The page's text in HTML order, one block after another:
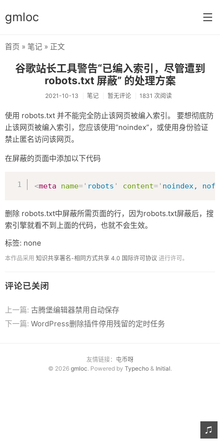
gmloc
笔记
加密
心情
首页 » 笔记 » 正文
谷歌站长工具警告“已编入索引，尽管遭到
robots.txt 屏蔽” 的处理方案
2021-10-13 笔记 暂无评论 1831 次阅读
使用 robots.txt 并不能完全防止该网页被编入索引。 要想彻底防
止该网页被编入索引，您应该使用“noindex”，或使用身份验证
禁止匿名访问该网页。
在屏蔽的页面中添加以下代码
<meta name= ' robots ' content= ' noindex,
删除 robots.txt中屏蔽所需页面的行，因为robots.txt屏蔽后，搜
索引擎就看不到上面的代码，也就不会生效。
标签: none
本作品采用 知识共享署名-相同方式共享 4.0 国际许可协议 进行许可。
评论已关闭
上一篇: 古腾堡编辑器禁用自动保存
下一篇: WordPress删除插件停用残留的定时任务
友情链接： 屯币呀
© 2026 gmloc. Powered by Typecho & Initial.